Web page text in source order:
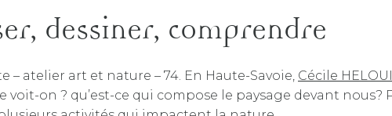
dessiner, comprendre
– atelier art et nature – 74. En Haute-Savoie, Cécile
voit-on ? qu’est-ce qui compose le paysage devant